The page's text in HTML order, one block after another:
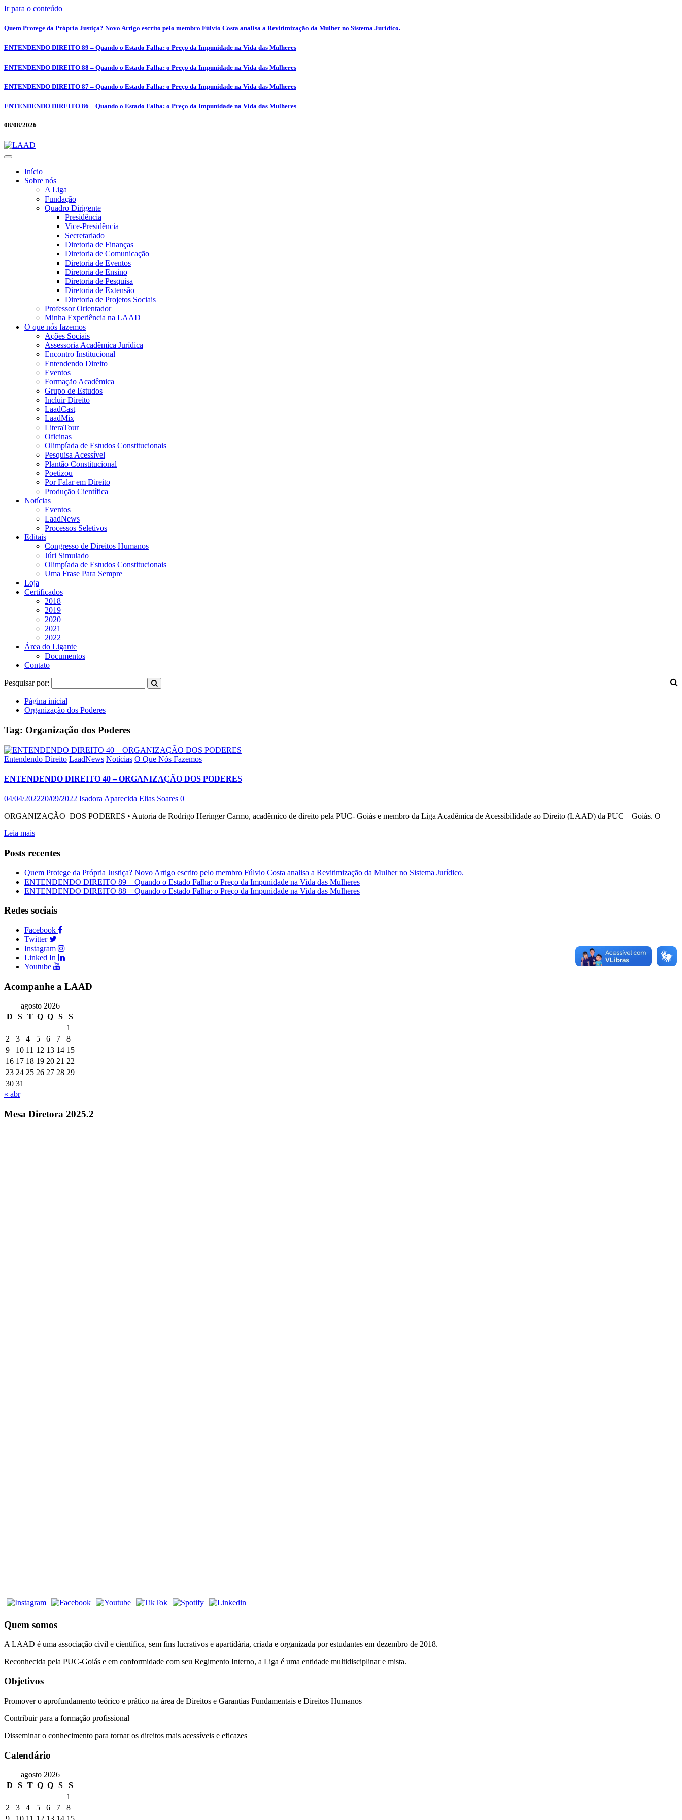
Ir para o conteúdo
Quem Protege da Própria Justiça? Novo Artigo escrito pelo membro Fúlvio Costa analisa a Revitimização da Mulher no Sistema Jurídico.
ENTENDENDO DIREITO 89 – Quando o Estado Falha: o Preço da Impunidade na Vida das Mulheres
ENTENDENDO DIREITO 88 – Quando o Estado Falha: o Preço da Impunidade na Vida das Mulheres
ENTENDENDO DIREITO 87 – Quando o Estado Falha: o Preço da Impunidade na Vida das Mulheres
ENTENDENDO DIREITO 86 – Quando o Estado Falha: o Preço da Impunidade na Vida das Mulheres
08/08/2026
Início
Sobre nós
A Liga
Fundação
Quadro Dirigente
Presidência
Vice-Presidência
Secretariado
Diretoria de Finanças
Diretoria de Comunicação
Diretoria de Eventos
Diretoria de Ensino
Diretoria de Pesquisa
Diretoria de Extensão
Diretoria de Projetos Sociais
Professor Orientador
Minha Experiência na LAAD
O que nós fazemos
Ações Sociais
Assessoria Acadêmica Jurídica
Encontro Institucional
Entendendo Direito
Eventos
Formação Acadêmica
Grupo de Estudos
Incluir Direito
LaadCast
LaadMix
LiteraTour
Oficinas
Olimpíada de Estudos Constitucionais
Pesquisa Acessível
Plantão Constitucional
Poetizou
Por Falar em Direito
Produção Científica
Notícias
Eventos
LaadNews
Processos Seletivos
Editais
Congresso de Direitos Humanos
Júri Simulado
Olimpíada de Estudos Constitucionais
Uma Frase Para Sempre
Loja
Certificados
2018
2019
2020
2021
2022
Área do Ligante
Documentos
Contato
Pesquisar por:
Página inicial
Organização dos Poderes
Tag: Organização dos Poderes
Entendendo Direito LaadNews Notícias O Que Nós Fazemos
ENTENDENDO DIREITO 40 – ORGANIZAÇÃO DOS PODERES
04/04/202220/09/2022 Isadora Aparecida Elias Soares 0
ORGANIZAÇÃO DOS PODERES • Autoria de Rodrigo Heringer Carmo, acadêmico de direito pela PUC- Goiás e membro da Liga Acadêmica de Acessibilidade ao Direito (LAAD) da PUC – Goiás. O
Leia mais
Posts recentes
Quem Protege da Própria Justiça? Novo Artigo escrito pelo membro Fúlvio Costa analisa a Revitimização da Mulher no Sistema Jurídico.
ENTENDENDO DIREITO 89 – Quando o Estado Falha: o Preço da Impunidade na Vida das Mulheres
ENTENDENDO DIREITO 88 – Quando o Estado Falha: o Preço da Impunidade na Vida das Mulheres
Redes sociais
Facebook
Twitter
Instagram
Linked In
Youtube
Acompanhe a LAAD
agosto 2026
D
S T Q Q S
S
1
2
3 4 5 6 7
8
9
10 11 12 13 14 15
16 17 18 19 20 21 22
23 24 25 26 27 28 29
30 31
« abr
Mesa Diretora 2025.2
Quem somos
A LAAD é uma associação civil e científica, sem fins lucrativos e apartidária, criada e organizada por estudantes em dezembro de 2018.
Reconhecida pela PUC-Goiás e em conformidade com seu Regimento Interno, a Liga é uma entidade multidisciplinar e mista.
Objetivos
Promover o aprofundamento teórico e prático na área de Direitos e Garantias Fundamentais e Direitos Humanos
Contribuir para a formação profissional
Disseminar o conhecimento para tornar os direitos mais acessíveis e eficazes
Calendário
agosto 2026
D
S T Q Q S
S
1
2
3 4 5 6 7
8